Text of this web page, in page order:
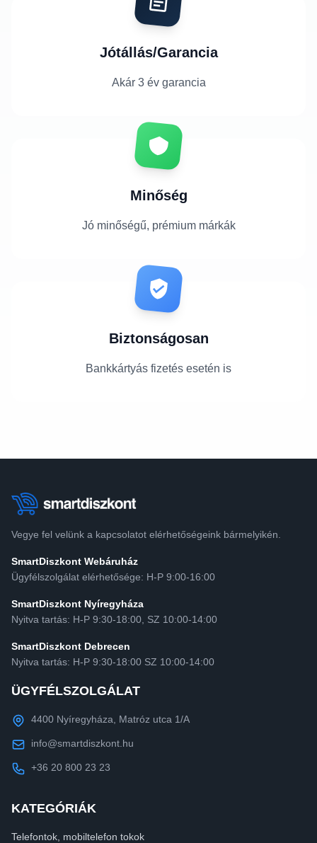
Jótállás/Garancia
Akár 3 év garancia
Minőség
Jó minőségű, prémium márkák
Biztonságosan
Bankkártyás fizetés esetén is
Vegye fel velünk a kapcsolatot elérhetőségeink bármelyikén.
SmartDiszkont Webáruház
Ügyfélszolgálat elérhetősége: H-P 9:00-16:00
SmartDiszkont Nyíregyháza
Nyitva tartás: H-P 9:30-18:00, SZ 10:00-14:00
SmartDiszkont Debrecen
Nyitva tartás: H-P 9:30-18:00 SZ 10:00-14:00
ÜGYFÉLSZOLGÁLAT
4400 Nyíregyháza, Matróz utca 1/A
info@smartdiszkont.hu
+36 20 800 23 23
KATEGÓRIÁK
Telefontok, mobiltelefon tokok